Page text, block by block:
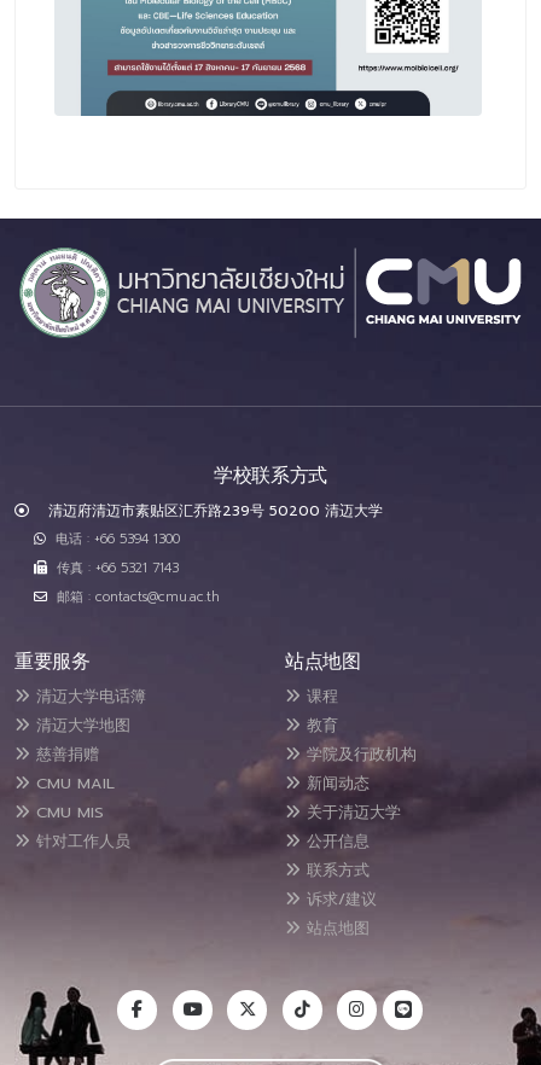
学校联系方式
清迈府清迈市素贴区汇乔路239号 50200 清迈大学
电话 : +66 5394 1300
传真 : +66 5321 7143
邮箱 : contacts@cmu.ac.th
重要服务
清迈大学电话簿
清迈大学地图
慈善捐赠
CMU MAIL
CMU MIS
针对工作人员
站点地图
课程
教育
学院及行政机构
新闻动态
关于清迈大学
公开信息
联系方式
诉求/建议
站点地图